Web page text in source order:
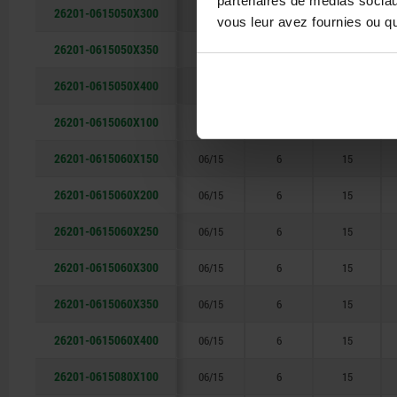
vous leur avez fournies ou
26201-0615050X300 15
26201-0615050X350 06/15 6 15
26201-0615050X400
26201-0615060X100
26201-0615060X150 06/15 6 15
26201-0615060X200 06/15 6 15
26201-0615060X250 06/15 6 15
26201-0615060X300 06/15 6 15
26201-0615060X350 06/15 6 15
26201-0615060X400 06/15 6 15
26201-0615080X100 06/15 6 15